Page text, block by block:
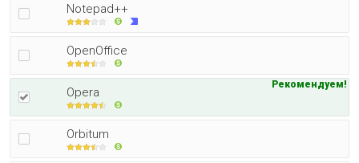
Notepad++
OpenOffice
Opera
Рекомендуем!
Orbitum